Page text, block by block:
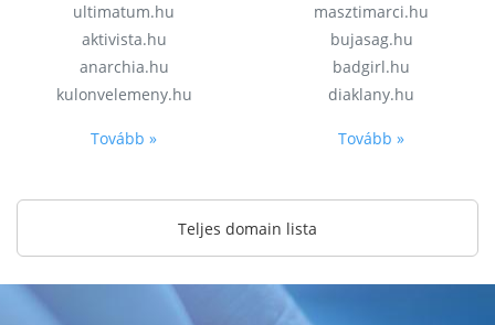
ultimatum.hu
aktivista.hu
anarchia.hu
kulonvelemeny.hu
Tovább »
masztimarci.hu
bujasag.hu
badgirl.hu
diaklany.hu
Tovább »
Teljes domain lista